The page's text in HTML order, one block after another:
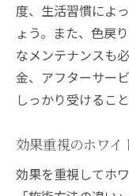
度、生活習慣によ
ょう。また、色戻
なメンテナンスも
金、アフターサー
しっかり受けるこ
効果重視のホワイ
効果を重視してホ